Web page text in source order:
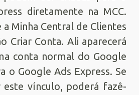
diretamente na MCC.
a Minha Central de Clientes
Criar Conta. Ali aparecerá
conta normal do Google
o Google Ads Express. Se
este vínculo, poderá fazê-